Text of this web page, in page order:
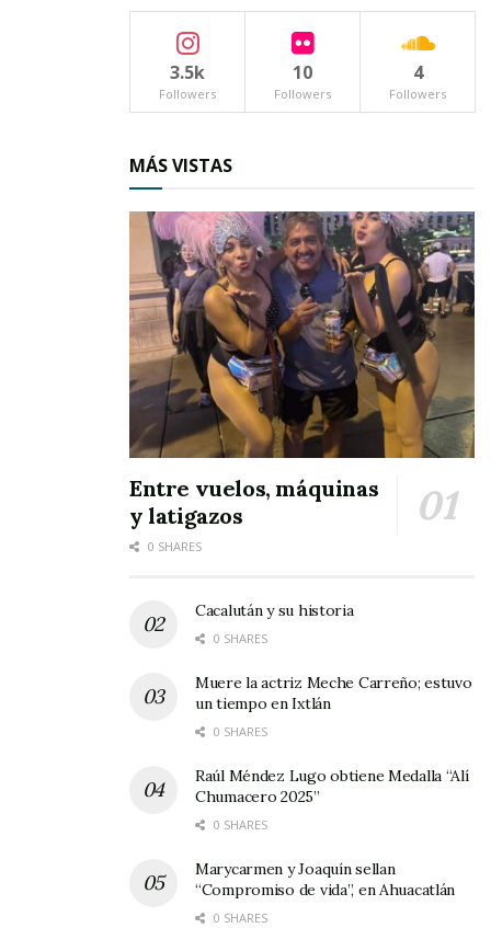
3.5k
Followers
10
Followers
4
Followers
MÁS VISTAS
Entre vuelos, máquinas
y latigazos
0 SHARES
Cacalután y su historia
0 SHARES
Muere la actriz Meche Carreño; estuvo
un tiempo en Ixtlán
0 SHARES
Raúl Méndez Lugo obtiene Medalla “Alí
Chumacero 2025”
0 SHARES
Marycarmen y Joaquín sellan
“Compromiso de vida”, en Ahuacatlán
0 SHARES